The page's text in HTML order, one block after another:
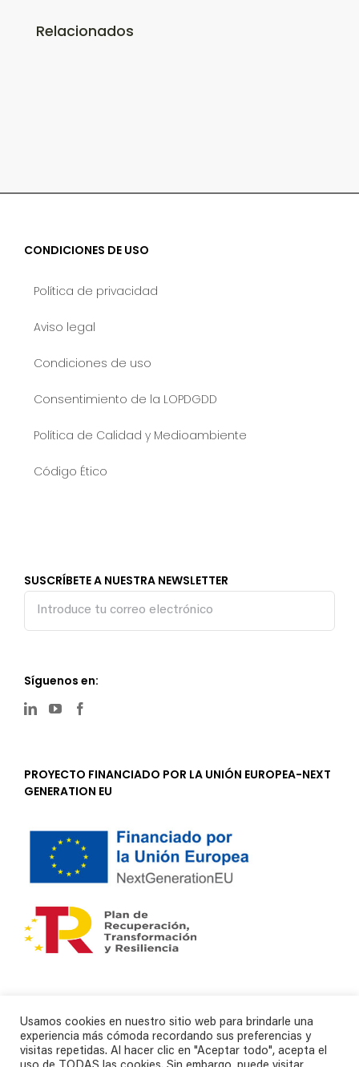
Relacionados
CONDICIONES DE USO
Política de privacidad
Aviso legal
Condiciones de uso
Consentimiento de la LOPDGDD
Política de Calidad y Medioambiente
Código Ético
SUSCRÍBETE A NUESTRA NEWSLETTER
Síguenos en:
PROYECTO FINANCIADO POR LA UNIÓN EUROPEA-NEXT
GENERATION EU
Usamos cookies en nuestro sitio web para brindarle una
experiencia más cómoda recordando sus preferencias y
visitas repetidas. Al hacer clic en "Aceptar todo", acepta el